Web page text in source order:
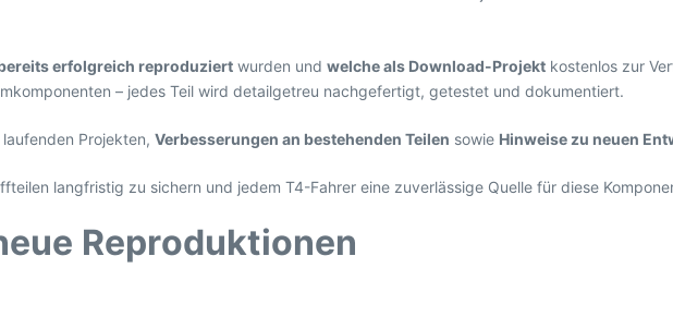
erfolgreich reproduziert wurden und welche als Download-Projekt kostenlos zur
– jedes Teil wird detailgetreu nachgefertigt, getestet und dokumentiert.
laufenden Projekten, Verbesserungen an bestehenden Teilen sowie Hinweise zu neuen
langfristig zu sichern und jedem T4-Fahrer eine zuverlässige Quelle für diese
Reproduktionen